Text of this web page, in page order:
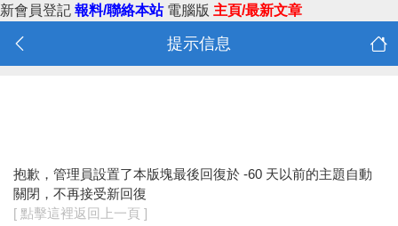
新會員登記 報料/聯絡本站 電腦版 主頁/最新文章
提示信息
抱歉，管理員設置了本版塊最後回復於 -60 天以前的主題自動
關閉，不再接受新回復
[ 點擊這裡返回上一頁 ]